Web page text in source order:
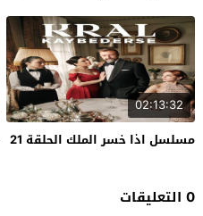
02:13:32
مسلسل اذا خسر الملك الحلقة 21
0 التعليقات